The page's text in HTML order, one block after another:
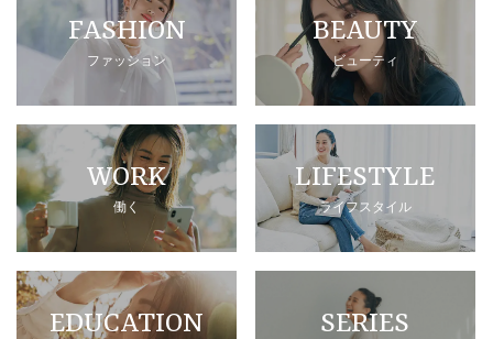
FASHION
ファッション
BEAUTY
ビューティ
WORK
働く
LIFESTYLE
ライフスタイル
EDUCATION SERIES